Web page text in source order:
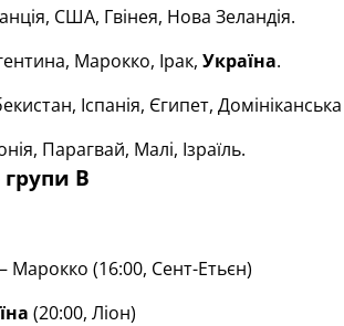
США, Гвінея, Нова Зеландія.
Марокко, Ірак, Україна.
Іспанія, Єгипет,
Парагвай, Малі, Ізраїль.
В
Марокко (16:00, Сент-Етьєн)
(20:00, Ліон)